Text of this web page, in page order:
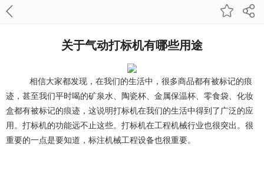
关于气动打标机有哪些用途
相信大家都发现，在我们的生活中，很多商品都有被标记的痕
迹，甚至我们平时喝的矿泉水、陶瓷杯、金属保温杯、零食袋、化妆
盒都有被标记的痕迹，这说明打标机在我们的生活中得到了广泛的应
用。打标机的功能远不止这些。打标机在工程机械行业也很突出。很
重要的一点是要知道，标注机械工程设备也很重要。